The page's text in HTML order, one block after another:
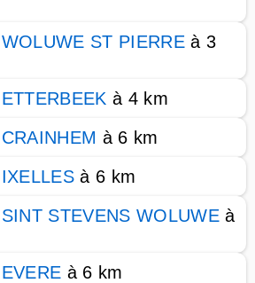
ST PIERREà 3
à 4 km
à 6 km
à 6 km
STEVENS WOLUWEà
à 6 km